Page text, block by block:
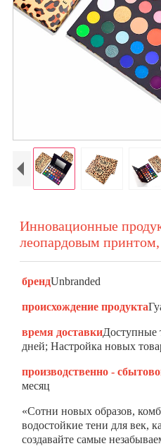
Инновационные
леопардовым
брендUnbranded
происхождение продукта
время доставкиДоступные
дней; Настройка новых
производственно -
месяц
«Сотни новых образов,
водостойкие тени для век,
создавайте самые